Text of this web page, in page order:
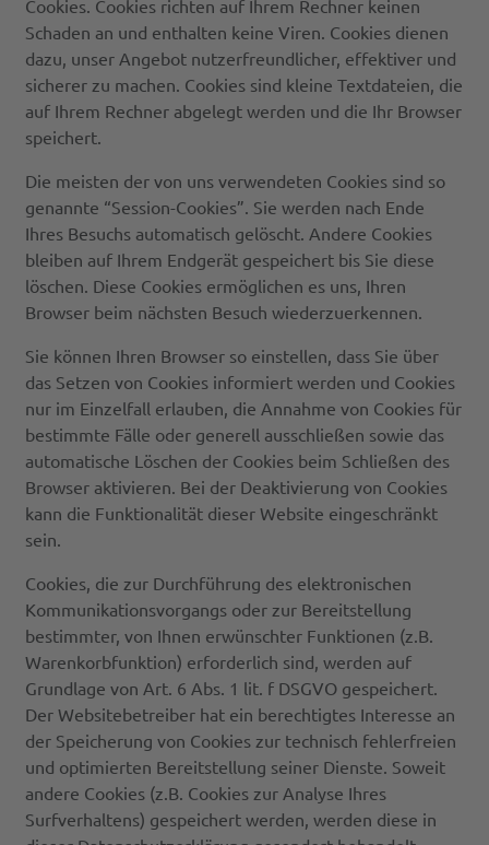
Cookies. Cookies richten auf Ihrem Rechner keinen
Schaden an und enthalten keine Viren. Cookies dienen
dazu, unser Angebot nutzerfreundlicher, effektiver und
sicherer zu machen. Cookies sind kleine Textdateien, die
auf Ihrem Rechner abgelegt werden und die Ihr Browser
speichert.
Die meisten der von uns verwendeten Cookies sind so
genannte “Session-Cookies”. Sie werden nach Ende
Ihres Besuchs automatisch gelöscht. Andere Cookies
bleiben auf Ihrem Endgerät gespeichert bis Sie diese
löschen. Diese Cookies ermöglichen es uns, Ihren
Browser beim nächsten Besuch wiederzuerkennen.
Sie können Ihren Browser so einstellen, dass Sie über
das Setzen von Cookies informiert werden und Cookies
nur im Einzelfall erlauben, die Annahme von Cookies für
bestimmte Fälle oder generell ausschließen sowie das
automatische Löschen der Cookies beim Schließen des
Browser aktivieren. Bei der Deaktivierung von Cookies
kann die Funktionalität dieser Website eingeschränkt
sein.
Cookies, die zur Durchführung des elektronischen
Kommunikationsvorgangs oder zur Bereitstellung
bestimmter, von Ihnen erwünschter Funktionen (z.B.
Warenkorbfunktion) erforderlich sind, werden auf
Grundlage von Art. 6 Abs. 1 lit. f DSGVO gespeichert.
Der Websitebetreiber hat ein berechtigtes Interesse an
der Speicherung von Cookies zur technisch fehlerfreien
und optimierten Bereitstellung seiner Dienste. Soweit
andere Cookies (z.B. Cookies zur Analyse Ihres
Surfverhaltens) gespeichert werden, werden diese in